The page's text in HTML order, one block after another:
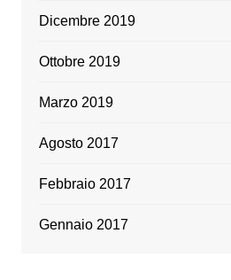
Dicembre 2019
Ottobre 2019
Marzo 2019
Agosto 2017
Febbraio 2017
Gennaio 2017